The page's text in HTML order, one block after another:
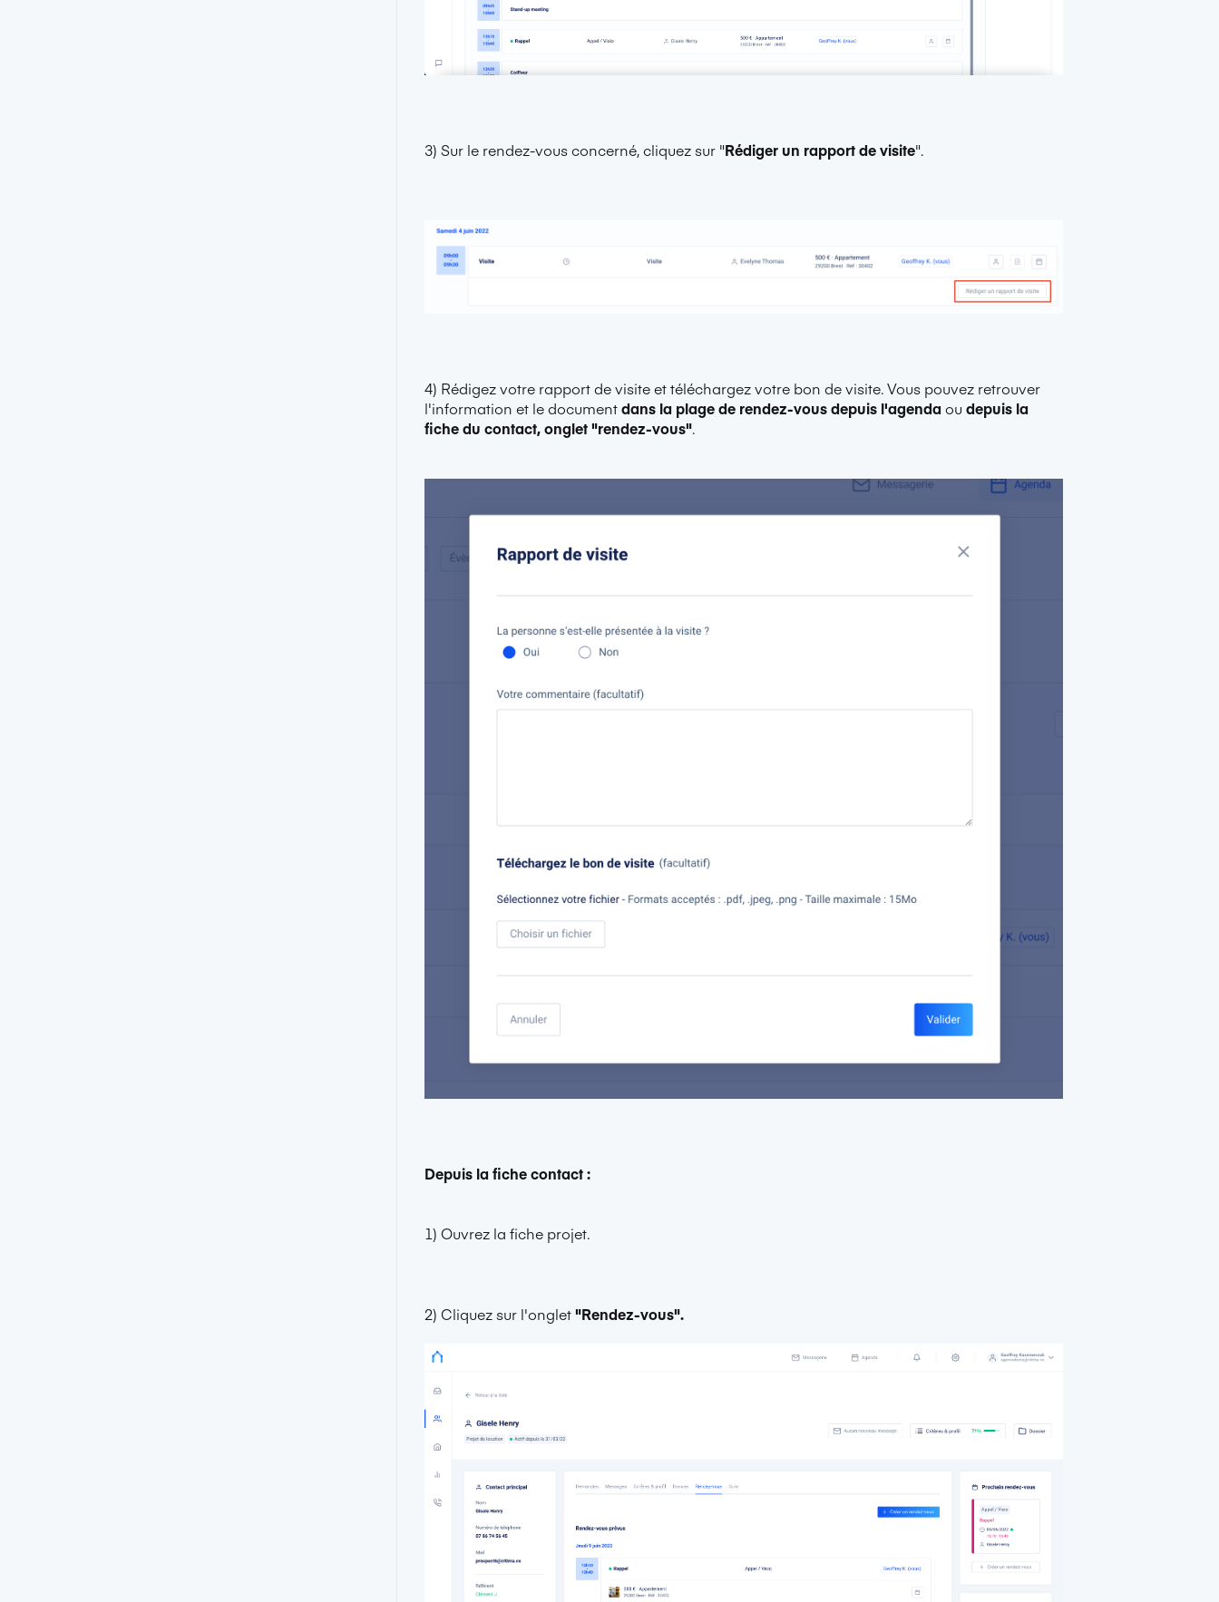
3) Sur le rendez-vous concerné, cliquez sur "Rédiger un rapport de visite".
4) Rédigez votre rapport de visite et téléchargez votre bon de visite. Vous pouvez retrouver
l'information et le documentdans la plage de rendez-vous depuis l'agendaou depuis la
fiche du contact, onglet "rendez-vous".
Depuis la fiche contact :
1) Ouvrez la fiche projet.
2) Cliquez sur l'onglet"Rendez-vous".